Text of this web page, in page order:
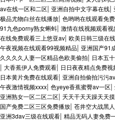
av在线一区和二区| 亚洲自拍中文字幕在线|
极品尤物白丝在线播放| 色哟哟在线观看免
91九色porny熟女蝌蚪| 激情在线视频观看视
在线免费观看三上悠亚av| 欧美日韩三级在
午夜视频在线观看99视频精品| 亚洲国产91
久久久久人妻一区精品色欧美偷拍| 日本五
| 大香蕉伊人免费观看| 日日夜夜精点免费视
日本黄片免费在线观看| 亚洲自拍偷拍污污av
午夜激情视频xxxx| 色yeye香蕉蜜臀av一区|
亚洲熟女一区二区二区| 夭天干天天躁天天摸
国产免费二区三区免费播放| 苍井空大战黑
亚洲3dav三级在线观看| 精品无码人妻免费